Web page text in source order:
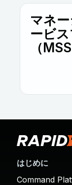
マネ
ービ
（
はじめに
Command